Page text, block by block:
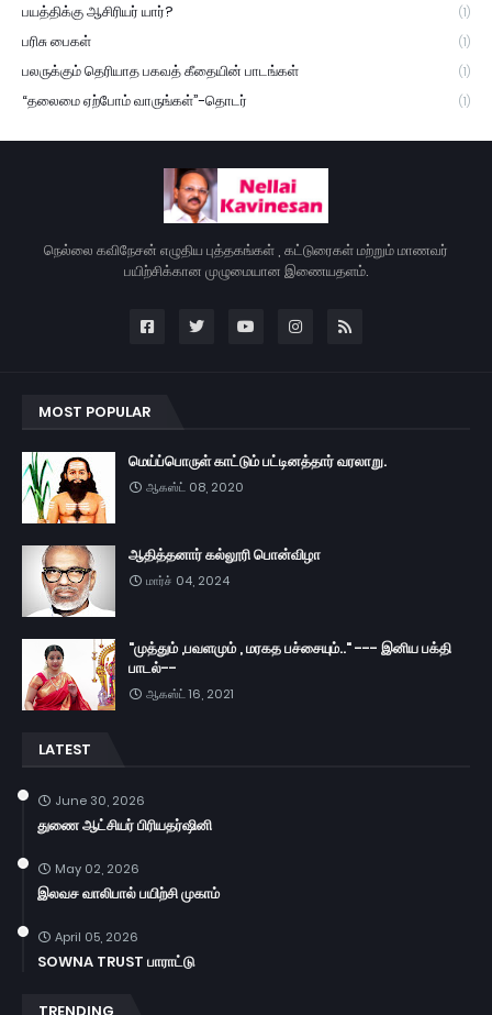
பயத்திக்கு ஆசிரியர் யார்? (1)
பரிசு பைகள் (1)
பலருக்கும் தெரியாத பகவத் கீதையின் பாடங்கள் (1)
“தலைமை ஏற்போம் வாருங்கள்”-தொடர் (1)
நெல்லை கவிநேசன் எழுதிய புத்தகங்கள் , கட்டுரைகள் மற்றும் மாணவர்
பயிற்சிக்கான முழுமையான இணையதளம்.
MOST POPULAR
மெய்ப்பொருள் காட்டும் பட்டினத்தார் வரலாறு.
ஆகஸ்ட் 08, 2020
ஆதித்தனார் கல்லூரி பொன்விழா
மார்ச் 04, 2024
"முத்தும் ,பவளமும் , மரகத பச்சையும்.." --- இனிய பக்தி
பாடல்--
ஆகஸ்ட் 16, 2021
LATEST
June 30, 2026
துணை ஆட்சியர் பிரியதர்ஷினி
May 02, 2026
இலவச வாலிபால் பயிற்சி முகாம்
April 05, 2026
SOWNA TRUST பாராட்டு